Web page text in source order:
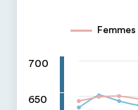
Femmes
700
650